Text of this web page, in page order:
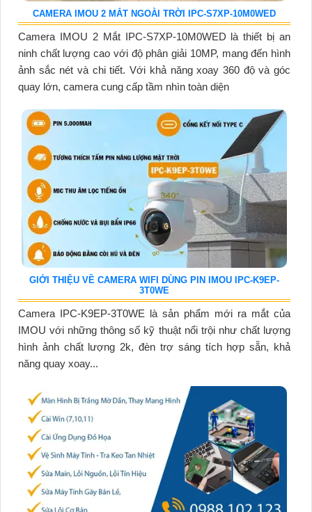
CAMERA IMOU 2 MẮT NGOÀI TRỜI IPC-S7XP-10M0WED
Camera IMOU 2 Mắt IPC-S7XP-10M0WED là thiết bị an
ninh chất lượng cao với độ phân giải 10MP, mang đến hình
ảnh sắc nét và chi tiết. Với khả năng xoay 360 độ và góc
quay lớn, camera cung cấp tầm nhìn toàn diện
GIỚI THIỆU VỀ CAMERA WIFI DÙNG PIN IMOU IPC-K9EP-
3T0WE
Camera IPC-K9EP-3T0WE là sản phẩm mới ra mắt của
IMOU với những thông số kỹ thuật nổi trội như chất lượng
hình ảnh chất lượng 2k, đèn trợ sáng tích hợp sẵn, khả
năng quay xoay...